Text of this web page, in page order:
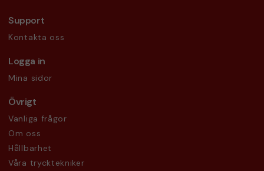
Support
Kontakta oss
Logga in
Mina sidor
Övrigt
Vanliga frågor
Om oss
Hållbarhet
Våra trycktekniker